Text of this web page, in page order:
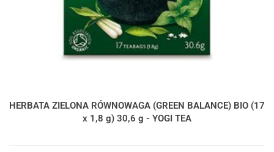
HERBATA ZIELONA RÓWNOWAGA (GREEN BALANCE) BIO (17
x 1,8 g) 30,6 g - YOGI TEA